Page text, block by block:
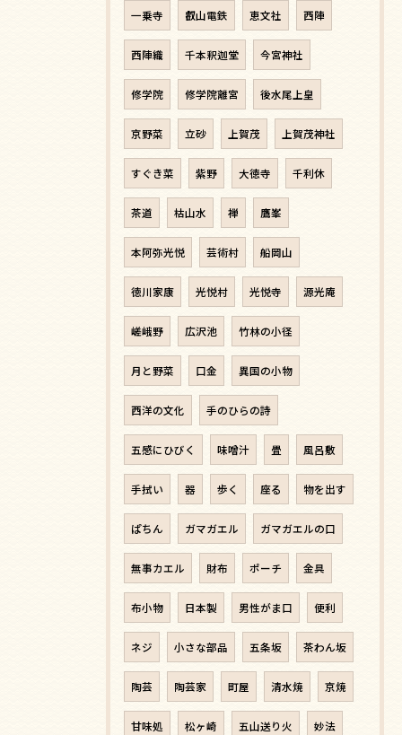
一乗寺 叡山電鉄 恵文社 西陣
西陣織 千本釈迦堂 今宮神社
修学院 修学院離宮 後水尾上皇
京野菜 立砂 上賀茂 上賀茂神社
すぐき菜 紫野 大徳寺 千利休
茶道 枯山水 禅 鷹峯
本阿弥光悦 芸術村 船岡山
徳川家康 光悦村 光悦寺 源光庵
嵯峨野 広沢池 竹林の小径
月と野菜 口金 異国の小物
西洋の文化 手のひらの詩
五感にひびく 味噌汁 畳 風呂敷
手拭い 器 歩く 座る 物を出す
ぱちん ガマガエル ガマガエルの口
無事カエル 財布 ポーチ 金具
布小物 日本製 男性がま口 便利
ネジ 小さな部品 五条坂 茶わん坂
陶芸 陶芸家 町屋 清水焼 京焼
甘味処 松ヶ崎 五山送り火 妙法